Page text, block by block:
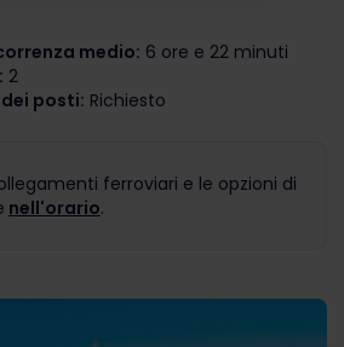
medio: 6 ore e 22 minuti
2
posti: Richiesto
ferroviari e le opzioni di
nell'orario.